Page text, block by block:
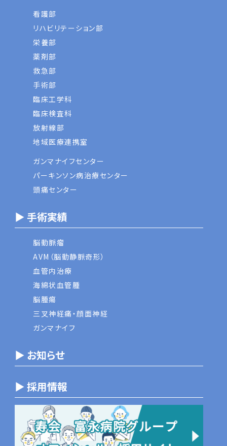
看護部
リハビリテーション部
栄養部
薬剤部
救急部
手術部
臨床工学科
臨床検査科
放射線部
地域医療連携室
ガンマナイフセンター
パーキンソン病治療センター
頭痛センター
▶ 手術実績
脳動脈瘤
AVM（脳動静脈奇形）
血管内治療
海綿状血管腫
脳腫瘍
三叉神経痛・顔面神経
ガンマナイフ
▶ お知らせ
▶ 採用情報